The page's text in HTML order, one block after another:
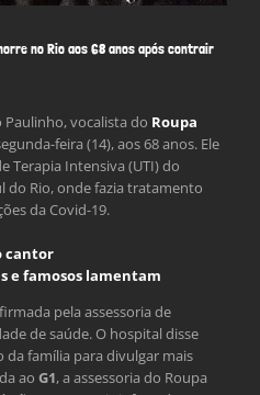
no Rio aos 68 anos após contrair
Paulinho, vocalista do Roupa
feira (14), aos 68 anos. Ele
Terapia Intensiva (UTI) do
do Rio, onde fazia tratamento
da Covid-19.
cantor
e famosos lamentam
pela assessoria de
de saúde. O hospital disse
família para divulgar mais
ao G1, a assessoria do Roupa